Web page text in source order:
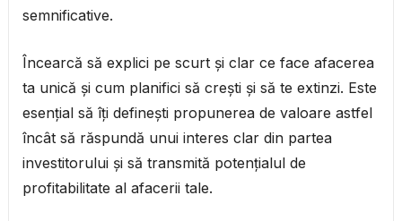
semnificative.
Încearcă să explici pe scurt și clar ce face afacerea
ta unică și cum planifici să crești și să te extinzi. Este
esențial să îți definești propunerea de valoare astfel
încât să răspundă unui interes clar din partea
investitorului și să transmită potențialul de
profitabilitate al afacerii tale.